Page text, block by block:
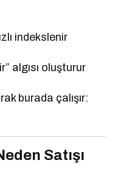
indekslenir
algısı oluşturur
burada çalışır:
Satışı